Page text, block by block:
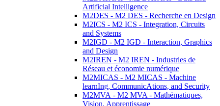
Artificial Intelligence
M2DES - M2 DES - Recherche en Design
M2ICS - M2 ICS - Integration, Circuits
and Systems
M2IGD - M2 IGD - Interaction, Graphics
and Design
M2IREN - M2 IREN - Industries de
Réseau et économie numérique
M2MICAS - M2 MICAS - Machine
learnIng, CommunicAtions, and Security
M2MVA - M2 MVA - Mathématiques,
Vision, Apprentissage